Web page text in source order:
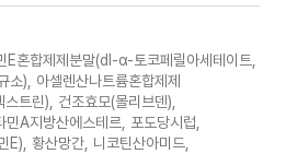
E혼합제제분말(dl-α-토코페릴아세테이트,
소), 아셀렌산나트륨혼합제제
트린), 건조효모(몰리브덴),
A지방산에스테르, 포도당시럽,
E), 황산망간, 니코틴산아미드,